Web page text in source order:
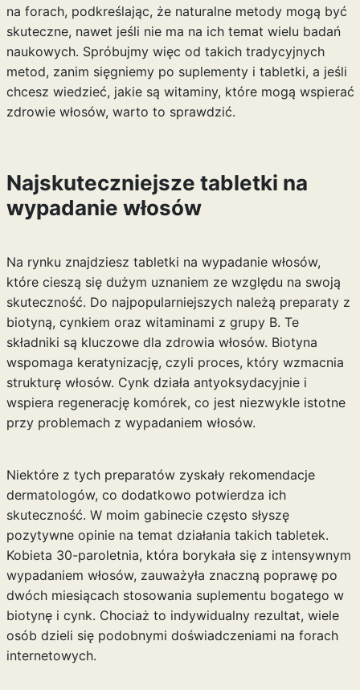
na forach, podkreślając, że naturalne metody mogą być
skuteczne, nawet jeśli nie ma na ich temat wielu badań
naukowych. Spróbujmy więc od takich tradycyjnych
metod, zanim sięgniemy po suplementy i tabletki, a jeśli
chcesz wiedzieć, jakie są witaminy, które mogą wspierać
zdrowie włosów, warto to sprawdzić.
Najskuteczniejsze tabletki na
wypadanie włosów
Na rynku znajdziesz tabletki na wypadanie włosów,
które cieszą się dużym uznaniem ze względu na swoją
skuteczność. Do najpopularniejszych należą preparaty z
biotyną, cynkiem oraz witaminami z grupy B. Te
składniki są kluczowe dla zdrowia włosów. Biotyna
wspomaga keratynizację, czyli proces, który wzmacnia
strukturę włosów. Cynk działa antyoksydacyjnie i
wspiera regenerację komórek, co jest niezwykle istotne
przy problemach z wypadaniem włosów.
Niektóre z tych preparatów zyskały rekomendacje
dermatologów, co dodatkowo potwierdza ich
skuteczność. W moim gabinecie często słyszę
pozytywne opinie na temat działania takich tabletek.
Kobieta 30-paroletnia, która borykała się z intensywnym
wypadaniem włosów, zauważyła znaczną poprawę po
dwóch miesiącach stosowania suplementu bogatego w
biotynę i cynk. Chociaż to indywidualny rezultat, wiele
osób dzieli się podobnymi doświadczeniami na forach
internetowych.